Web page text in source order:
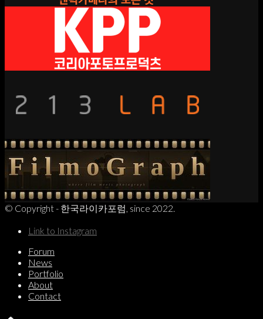
© Copyright - 한국라이카포럼, since 2022.
Link to Instagram
Forum
News
Portfolio
About
Contact